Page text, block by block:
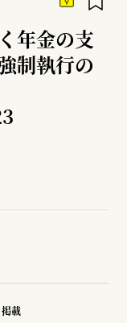
年金の支
制執行の
載